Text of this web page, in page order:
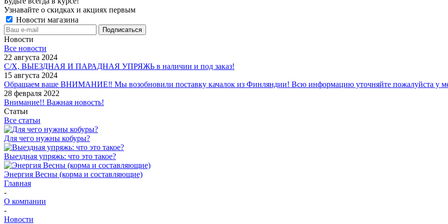
Узнавайте о скидках и акциях первым
Новости магазина
Новости
Все новости
22 августа 2024
С/Х, ВЫЕЗДНАЯ И ПАРАДНАЯ УПРЯЖЬ в наличии и под заказ!
15 августа 2024
Обращаем ваше ВНИМАНИЕ‼ Мы возобновили поставку качалок из Финляндии! Всю информацию уточняйте пожалуйста у
28 февраля 2022
Внимание!! Важная новость!
Статьи
Все статьи
Для чего нужны кобуры?
Выездная упряжь: что это такое?
Энергия Весны (корма и составляющие)
Главная
-
О компании
-
Новости